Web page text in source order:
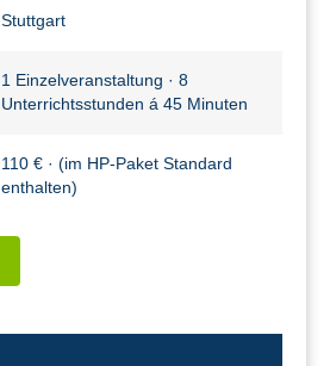
Stuttgart
1 Einzelveranstaltung · 8
Unterrichtsstunden á 45 Minuten
110 € · (im HP-Paket Standard
enthalten)